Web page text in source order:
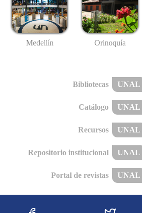
Medellín Orinoquía
Bibliotecas UNAL
Catálogo UNAL
Recursos UNAL
Repositorio institucional UNAL
Portal de revistas UNAL